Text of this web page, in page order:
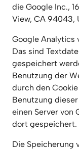
die Google Inc.,
View, CA 94043,
Google Analytics
Das sind
gespeichert
Benutzung der
durch den
Benutzung
einen Server von
dort gespeichert.
Die Speicherung